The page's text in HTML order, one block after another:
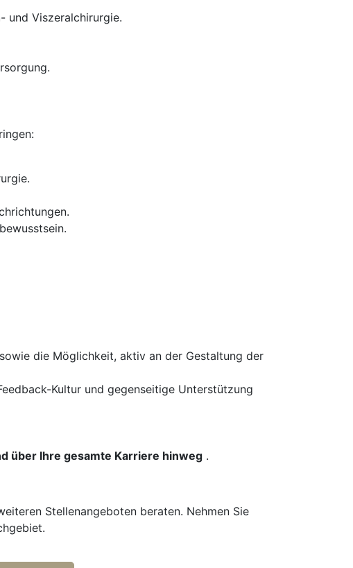
und Viszeralchirurgie.
die Möglichkeit, aktiv an der Gestaltung der
Kultur und gegenseitige Unterstützung
über Ihre gesamte Karriere hinweg .
Stellenangeboten beraten. Nehmen Sie